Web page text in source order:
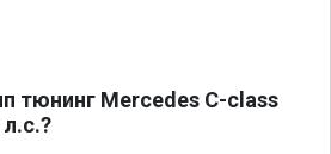
тюнинг Mercedes C-class
л.с.?